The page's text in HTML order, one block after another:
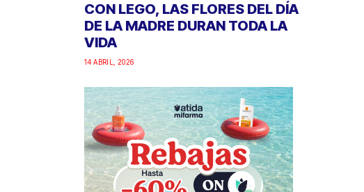
CON LEGO, LAS FLORES DEL DÍA
DE LA MADRE DURAN TODA LA
VIDA
14 ABRIL, 2026